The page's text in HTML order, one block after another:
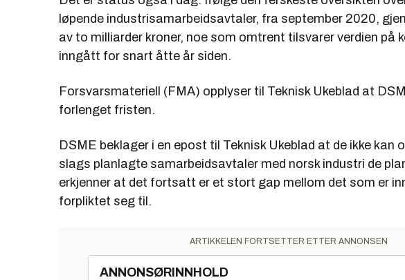
løpende industrisamarbeidsavtaler, fra september 2020,
av to milliarder kroner, noe som omtrent tilsvarer verdien på
inngått for snart åtte år siden.
Forsvarsmateriell (FMA) opplyser til Teknisk Ukeblad at
forlenget fristen.
DSME beklager i en epost til Teknisk Ukeblad at de ikke kan
slags planlagte samarbeidsavtaler med norsk industri de
erkjenner at det fortsatt er et stort gap mellom det som er
forpliktet seg til.
ARTIKKELEN FORTSETTER ETTER ANNONSEN
ANNONSØRINNHOLD